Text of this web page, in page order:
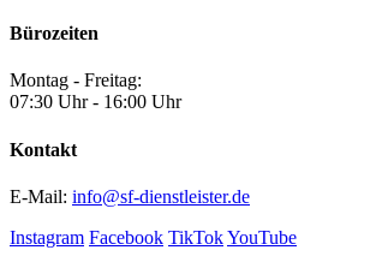
Bürozeiten
Montag - Freitag:
07:30 Uhr - 16:00 Uhr
Kontakt
E-Mail: info@sf-dienstleister.de
Instagram Facebook TikTokYouTube